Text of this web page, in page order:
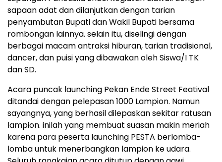
sapaan adat dan dilanjutkan dengan tarian
penyambutan Bupati dan Wakil Bupati bersama
rombongan lainnya. selain itu, diselingi dengan
berbagai macam antraksi hiburan, tarian tradisional,
dancer, dan puisi yang dibawakan oleh Siswa/I TK
dan SD.
Acara puncak launching Pekan Ende Street Featival
ditandai dengan pelepasan 1000 Lampion. Namun
sayangnya, yang berhasil dilepaskan sekitar ratusan
lampion. inilah yang membuat suasan makin meriah
karena para peserta launching PESTA berlomba-
lomba untuk menerbangkan lampion ke udara.